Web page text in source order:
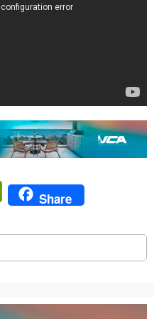
PrintFriendly
Share